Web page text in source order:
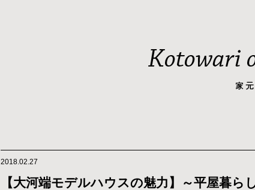
2018.02.27
【大河端モデルハウスの魅力】～平屋暮ら